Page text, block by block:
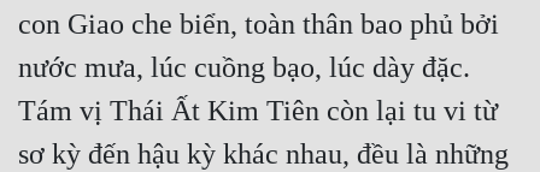
Hài Hước
Hệ Thống
Học Đường
con Giao che biển, toàn thân bao phủ bởi
nước mưa, lúc cuồng bạo, lúc dày đặc.
Tám vị Thái Ất Kim Tiên còn lại tu vi từ
sơ kỳ đến hậu kỳ khác nhau, đều là những